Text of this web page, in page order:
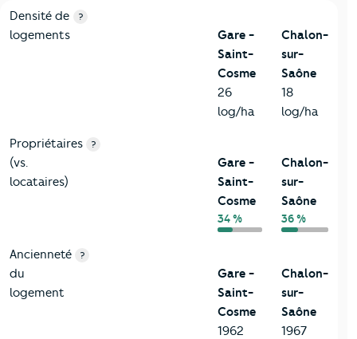
1-Immobilier
Critères Gare - Saint-Cosme
Densité de
logements
?
Gare -
Saint-
Cosme
26
log/ha
Chalon-
sur-
Saône
18
log/ha
Propriétaires
(vs.
locataires)
?
Gare -
Saint-
Cosme
34 %
Chalon-
sur-
Saône
36 %
Ancienneté
du
logement
?
Gare -
Saint-
Cosme
1962
Chalon-
sur-
Saône
1967